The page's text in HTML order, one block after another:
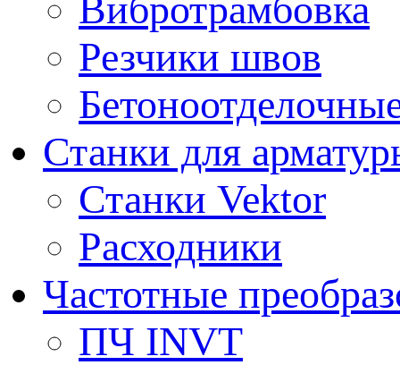
Вибротрамбовка
Резчики швов
Станки для
Станки Vektor
Расходники
Частотные
ПЧ INVT